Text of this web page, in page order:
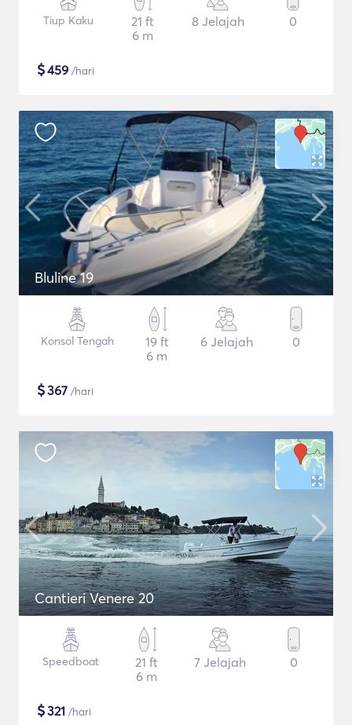
Tiup Kaku
21 ft
6 m
8 Jelajah 0
$459 /hari
Bluline 19
Konsol Tengah
19 ft
6 m
6 Jelajah 0
$367 /hari
Cantieri Venere 20
Speedboat
21 ft
6 m
7 Jelajah 0
$321 /hari